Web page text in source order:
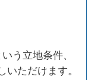
う立地条件、
いただけます。